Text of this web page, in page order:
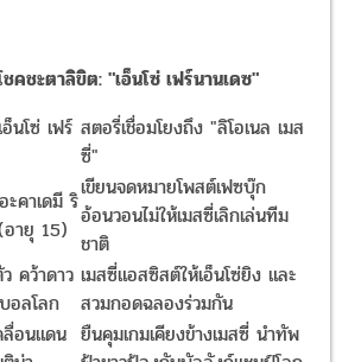
คชะตาลิขิต: "เอ็นโซ่ เฟร์นานเดซ"
นโซ่ เฟร์ สตอรี่เชื่อมโยงถึง "ลิโอเนล เมส
ซี่"
ะคาเดมี ริ
อายุ 15)
เขียนจดหมายโพสต์เฟซบุ๊ก
อ้อนวอนไม่ให้เมสซี่เลิกเล่นทีม
ชาติ
คว้าดาว
อลโลก
เมสซี่แอสซิสต์ให้เอ็นโซ่ยิง และ
สวมกอดฉลองร่วมกัน
อนแดน ยืนคุมเกมเคียงข้างเมสซี่ นำทัพ